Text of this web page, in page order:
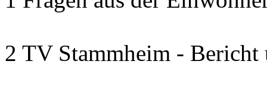
2 TV Stammheim - Bericht